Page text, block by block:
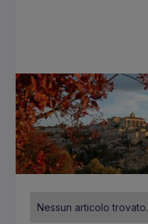
Nessun articolo trovato.